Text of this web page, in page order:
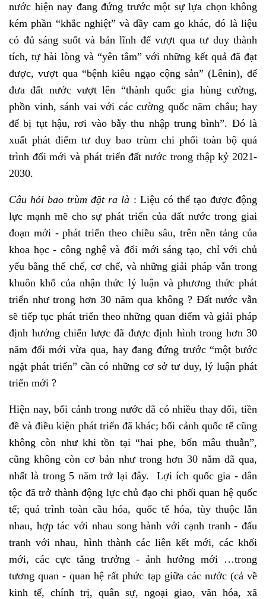
nước hiện nay đang đứng trước một sự lựa chọn không
kém phần “khắc nghiệt” và đầy cam go khác, đó là liệu
có đủ sáng suốt và bản lĩnh để vượt qua tư duy thành
tích, tự hài lòng và “yên tâm” với những kết quả đã đạt
được, vượt qua “bệnh kiêu ngạo cộng sản” (Lênin), để
đưa đất nước vượt lên “thành quốc gia hùng cường,
phồn vinh, sánh vai với các cường quốc năm châu; hay
để bị tụt hậu, rơi vào bẫy thu nhập trung bình”. Đó là
xuất phát điểm tư duy bao trùm chi phối toàn bộ quá
trình đổi mới và phát triển đất nước trong thập kỷ 2021-
2030.
Câu hỏi bao trùm đặt ra là : Liệu có thể tạo được động
lực mạnh mẽ cho sự phát triển của đất nước trong giai
đoạn mới - phát triển theo chiều sâu, trên nền tảng của
khoa học - công nghệ và đổi mới sáng tạo, chỉ với chủ
yếu bằng thể chế, cơ chế, và những giải pháp vẫn trong
khuôn khổ của nhận thức lý luận và phương thức phát
triển như trong hơn 30 năm qua không ? Đất nước vẫn
sẽ tiếp tục phát triển theo những quan điểm và giải pháp
định hướng chiến lược đã được định hình trong hơn 30
năm đổi mới vừa qua, hay đang đứng trước “một bước
ngặt phát triển” cần có những cơ sở tư duy, lý luận phát
triển mới ?
Hiện nay, bối cảnh trong nước đã có nhiều thay đổi, tiền
đề và điều kiện phát triển đã khác; bối cảnh quốc tế cũng
không còn như khi tồn tại “hai phe, bốn mâu thuẫn”,
cũng không còn cơ bản như trong hơn 30 năm đã qua,
nhất là trong 5 năm trở lại đây. Lợi ích quốc gia - dân
tộc đã trở thành động lực chủ đạo chi phối quan hệ quốc
tế; quá trình toàn cầu hóa, quốc tế hóa, tùy thuộc lẫn
nhau, hợp tác với nhau song hành với cạnh tranh - đấu
tranh với nhau, hình thành các liên kết mới, các khối
mới, các cực tăng trưởng - ảnh hưởng mới …trong
tương quan - quan hệ rất phức tạp giữa các nước (cả về
kinh tế, chính trị, quân sự, ngoại giao, văn hóa, xã